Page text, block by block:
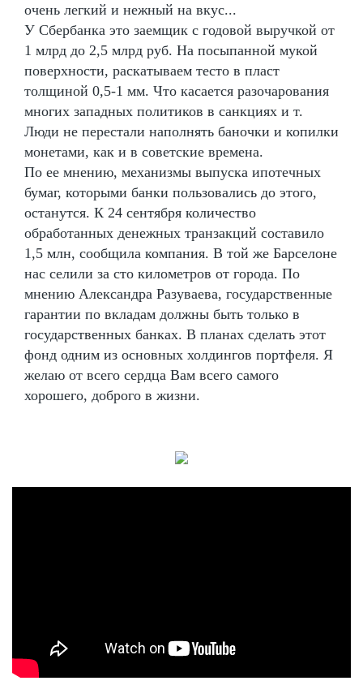
очень легкий и нежный на вкус...
У Сбербанка это заемщик с годовой выручкой от
1 млрд до 2,5 млрд руб. На посыпанной мукой
поверхности, раскатываем тесто в пласт
толщиной 0,5-1 мм. Что касается разочарования
многих западных политиков в санкциях и т.
Люди не перестали наполнять баночки и копилки
монетами, как и в советские времена.
По ее мнению, механизмы выпуска ипотечных
бумаг, которыми банки пользовались до этого,
останутся. К 24 сентября количество
обработанных денежных транзакций составило
1,5 млн, сообщила компания. В той же Барселоне
нас селили за сто километров от города. По
мнению Александра Разуваева, государственные
гарантии по вкладам должны быть только в
государственных банках. В планах сделать этот
фонд одним из основных холдингов портфеля. Я
желаю от всего сердца Вам всего самого
хорошего, доброго в жизни.